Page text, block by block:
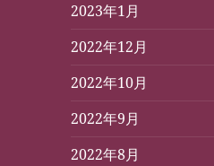
2023年1月
2022年12月
2022年10月
2022年9月
2022年8月